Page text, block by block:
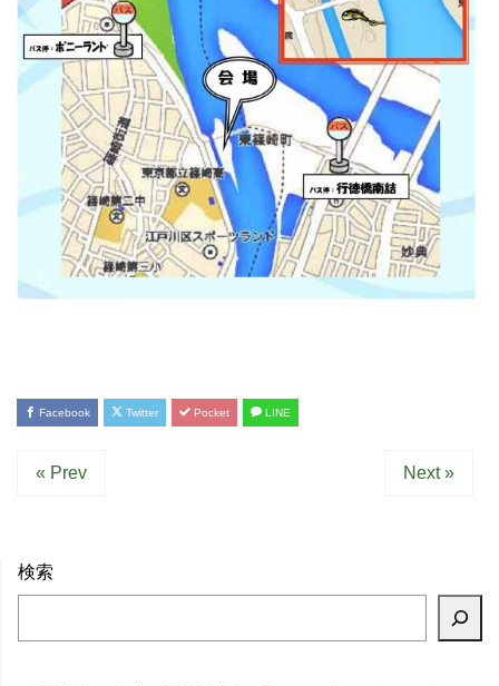
Facebook Twitter Pocket LINE
« Prev Next »
検索